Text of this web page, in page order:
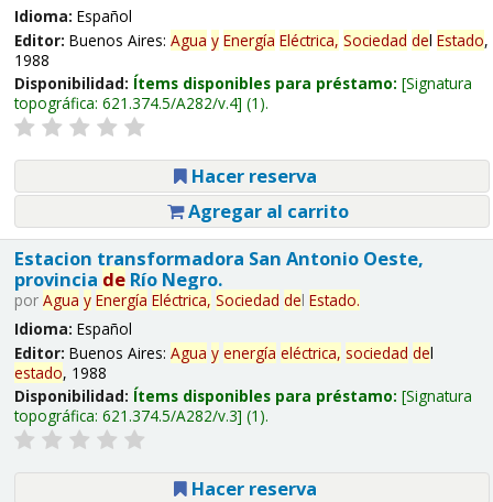
Idioma: Español
Editor: Buenos Aires: Agua y Energía Eléctrica, Sociedad del Estado,
1988
Disponibilidad: Ítems disponibles para préstamo: Signatura
topográfica: 621.374.5/A282/v.4 (1).
Hacer reserva
Agregar al carrito
Estacion transformadora San Antonio Oeste,
provincia deRío Negro.
por Agua y Energía Eléctrica, Sociedad del Estado.
Idioma: Español
Editor: Buenos Aires: Agua y energía eléctrica, sociedad del
estado, 1988
Disponibilidad: Ítems disponibles para préstamo: Signatura
topográfica: 621.374.5/A282/v.3 (1).
Hacer reserva